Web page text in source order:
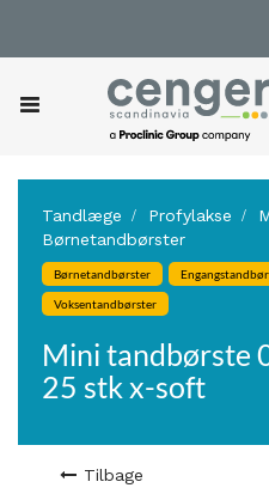
Tandlæge Profylakse
Børnetandbørster
Børnetandbørster
Voksentandbørster
Mini tandbørste
25 stk x-soft
Tilbage